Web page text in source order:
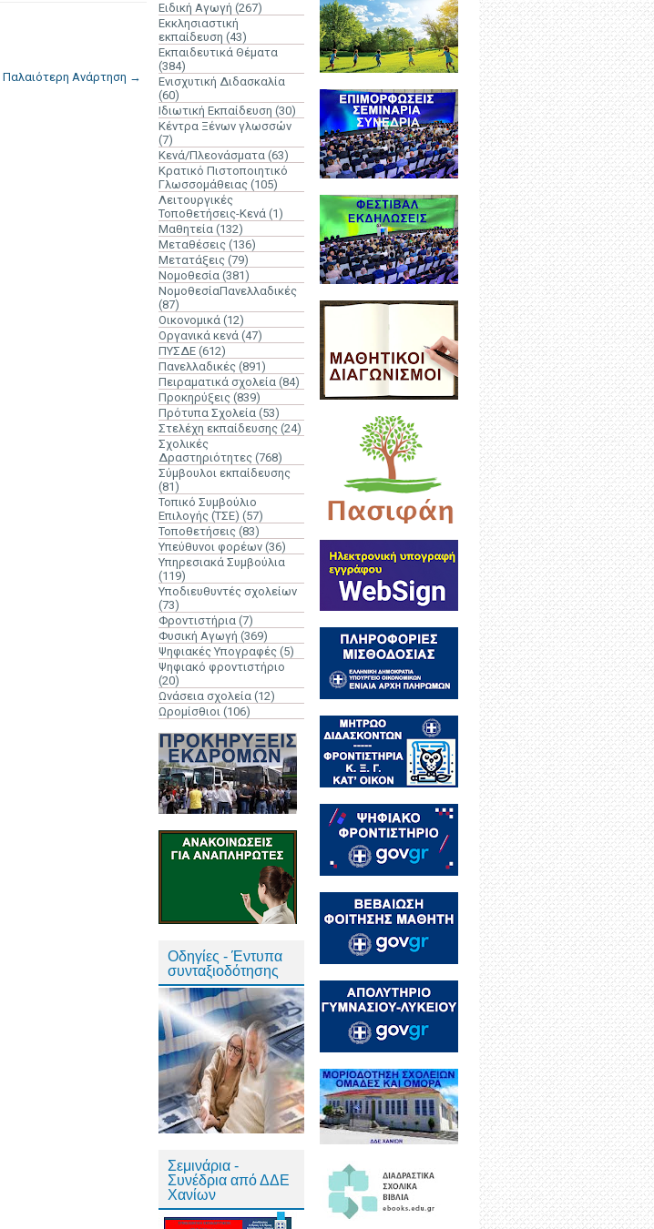
Παλαιότερη Ανάρτηση →
Ειδική Αγωγή (267)
Εκκλησιαστική
εκπαίδευση (43)
Εκπαιδευτικά Θέματα
(384)
Ενισχυτική Διδασκαλία
(60)
Ιδιωτική Εκπαίδευση (30)
Κέντρα Ξένων γλωσσών
(7)
Κενά/Πλεονάσματα (63)
Κρατικό Πιστοποιητικό
Γλωσσομάθειας (105)
Λειτουργικές
Τοποθετήσεις-Κενά (1)
Μαθητεία (132)
Μεταθέσεις (136)
Μετατάξεις (79)
Νομοθεσία (381)
ΝομοθεσίαΠανελλαδικές
(87)
Οικονομικά (12)
Οργανικά κενά (47)
ΠΥΣΔΕ (612)
Πανελλαδικές (891)
Πειραματικά σχολεία (84)
Προκηρύξεις (839)
Πρότυπα Σχολεία (53)
Στελέχη εκπαίδευσης (24)
Σχολικές
Δραστηριότητες (768)
Σύμβουλοι εκπαίδευσης
(81)
Τοπικό Συμβούλιο
Επιλογής (ΤΣΕ) (57)
Τοποθετήσεις (83)
Υπεύθυνοι φορέων (36)
Υπηρεσιακά Συμβούλια
(119)
Υποδιευθυντές σχολείων
(73)
Φροντιστήρια (7)
Φυσική Αγωγή (369)
Ψηφιακές Υπογραφές (5)
Ψηφιακό φροντιστήριο
(20)
Ωνάσεια σχολεία (12)
Ωρομίσθιοι (106)
Οδηγίες - Έντυπα
συνταξιοδότησης
Σεμινάρια -
Συνέδρια από ΔΔΕ
Χανίων